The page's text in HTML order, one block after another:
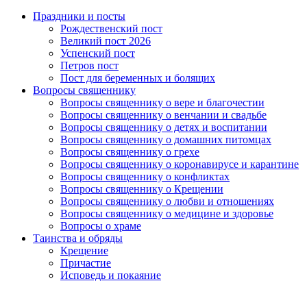
Праздники и посты
Рождественский пост
Великий пост 2026
Успенский пост
Петров пост
Пост для беременных и болящих
Вопросы священнику
Вопросы священнику о вере и благочестии
Вопросы священнику о венчании и свадьбе
Вопросы священнику о детях и воспитании
Вопросы священнику о домашних питомцах
Вопросы священнику о грехе
Вопросы священнику о коронавирусе и карантине
Вопросы священнику о конфликтах
Вопросы священнику о Крещении
Вопросы священнику о любви и отношениях
Вопросы священнику о медицине и здоровье
Вопросы о храме
Таинства и обряды
Крещение
Причастие
Исповедь и покаяние